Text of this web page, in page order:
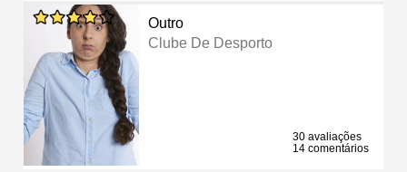
Outro
Clube De Desporto
30 avaliações
14 comentários